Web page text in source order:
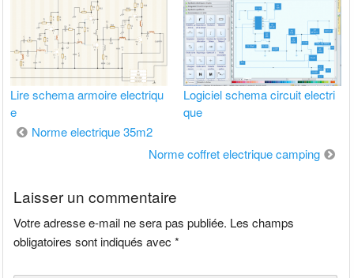
Lire schema armoire electriqu
e
Logiciel schema circuit electri
que
Navigation
Norme electrique 35m2
Norme coffret electrique camping
Laisser un commentaire
Votre adresse e-mail ne sera pas publiée. Les champs
obligatoires sont indiqués avec*